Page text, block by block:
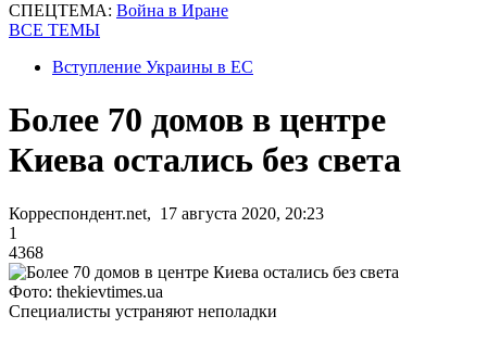
СПЕЦТЕМА: Война в Иране
ВСЕ ТЕМЫ
Вступление Украины в ЕС
Более 70 домов в центре
Киева остались без света
Корреспондент.net, 17 августа 2020, 20:23
1
4368
Фото: thekievtimes.ua
Специалисты устраняют неполадки